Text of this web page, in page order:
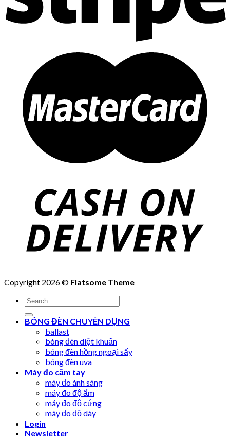
Copyright 2026 © Flatsome Theme
Search
for:
BÓNG ĐÈN CHUYÊN DỤNG
ballast
bóng đèn diệt khuẩn
bóng đèn hồng ngoại sấy
bóng đèn uva
Máy đo cầm tay
máy đo ánh sáng
máy đo độ ẩm
máy đo độ cứng
máy đo độ dày
Login
Newsletter